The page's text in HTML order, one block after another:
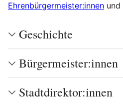
Ehrenbürgermeister:innen und
Geschichte
Bürgermeister:innen
Stadtdirektor:innen